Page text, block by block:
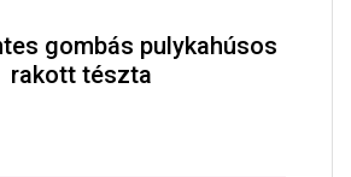
gombás pulykahúsos
rakott tészta